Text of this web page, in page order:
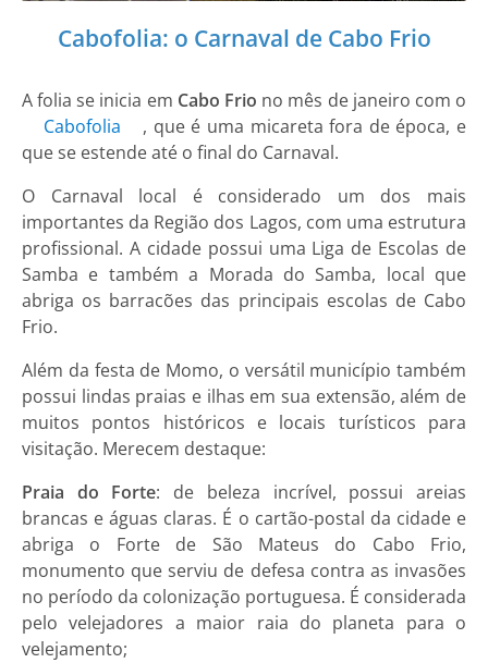
Cabofolia: o Carnaval de Cabo Frio
A folia se inicia em Cabo Frio no mês de janeiro com o
Cabofolia
, que é uma micareta fora de época, e
que se estende até o final do Carnaval.
O Carnaval local é considerado um dos mais
importantes da Região dos Lagos, com uma estrutura
profissional. A cidade possui uma Liga de Escolas de
Samba e também a Morada do Samba, local que
abriga os barracões das principais escolas de Cabo
Frio.
Além da festa de Momo, o versátil município também
possui lindas praias e ilhas em sua extensão, além de
muitos pontos históricos e locais turísticos para
visitação. Merecem destaque:
Praia do Forte: de beleza incrível, possui areias
brancas e águas claras. É o cartão-postal da cidade e
abriga o Forte de São Mateus do Cabo Frio,
monumento que serviu de defesa contra as invasões
no período da colonização portuguesa. É considerada
pelo velejadores a maior raia do planeta para o
velejamento;